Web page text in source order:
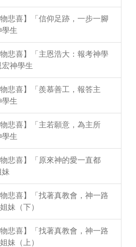
悲喜】「信仰足跡，一步一腳
學生
悲喜】「主恩浩大：報考神學
宏神學生
悲喜】「羨慕善工，報答主
學生
悲喜】「主若願意，為主所
學生
悲喜】「原來神的愛一直都
妹
悲喜】「找著真教會，神一路
妹（下）
悲喜】「找著真教會，神一路
妹（上）